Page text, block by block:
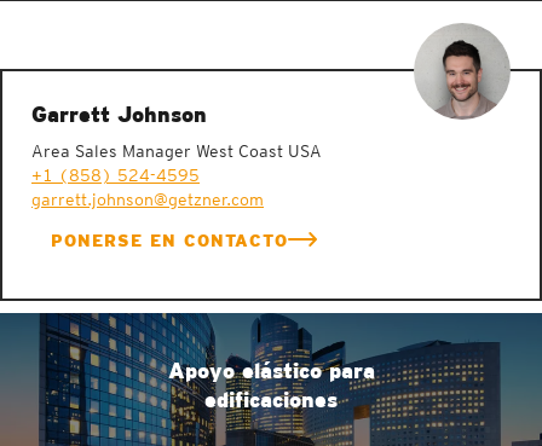
Garrett Johnson
Area Sales Manager West Coast USA
+1 (858) 524-4595
garrett.johnson@getzner.com
PONERSE EN CONTACTO
Apoyo elástico para
edificaciones